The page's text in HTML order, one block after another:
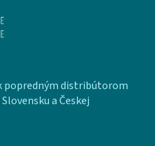
popredným distribútorom
a Českej